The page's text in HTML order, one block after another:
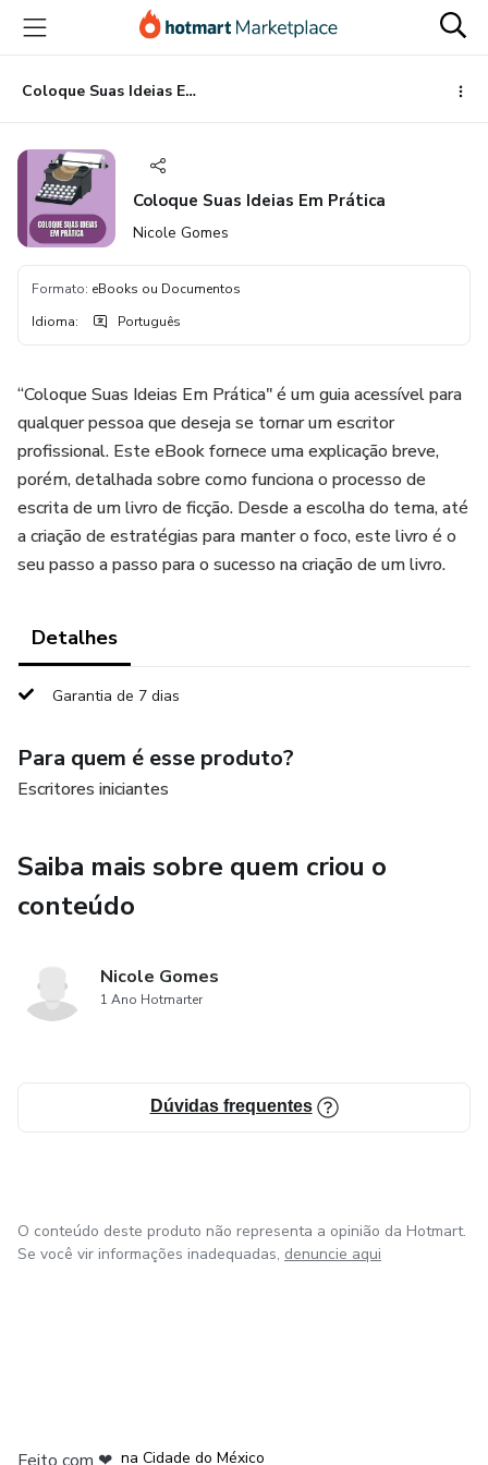
para
conteúdo
principal
para
pagamento
para
rodapé
Coloque Suas Ideias Em Prática
Coloque Suas Ideias Em Prática
Nicole Gomes
Formato: eBooks ou Documentos
Idioma: Português
“Coloque Suas Ideias Em Prática" é um guia acessível para
qualquer pessoa que deseja se tornar um escritor
profissional. Este eBook fornece uma explicação breve,
porém, detalhada sobre como funciona o processo de
escrita de um livro de ficção. Desde a escolha do tema, até
a criação de estratégias para manter o foco, este livro é o
seu passo a passo para o sucesso na criação de um livro.
Detalhes
Garantia de 7 dias
Para quem é esse produto?
Escritores iniciantes
Saiba mais sobre quem criou o
conteúdo
Nicole Gomes
1 Ano Hotmarter
Dúvidas frequentes
O conteúdo deste produto não representa a opinião da Hotmart.
Se você vir informações inadequadas, denuncie aqui
na Cidade do México